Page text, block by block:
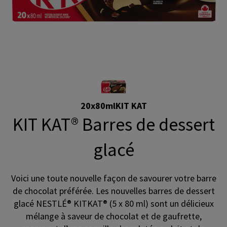
20x80mlKIT KAT
KIT KAT® Barres de dessert
glacé
Voici une toute nouvelle façon de savourer votre barre
de chocolat préférée. Les nouvelles barres de dessert
glacé NESTLÉ® KITKAT® (5 x 80 ml) sont un délicieux
mélange à saveur de chocolat et de gaufrette,